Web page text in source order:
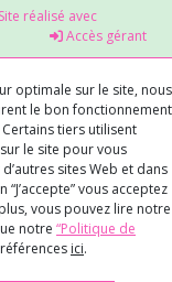
réalisé avec
Accès gérant
optimale sur le site, nous
le bon fonctionnement
tiers utilisent
le site pour vous
sites Web et dans
vous acceptez
vous pouvez lire notre
notre “Politique de
ici.